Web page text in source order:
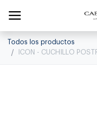
Todos los productos
ICON - CUCHILLO